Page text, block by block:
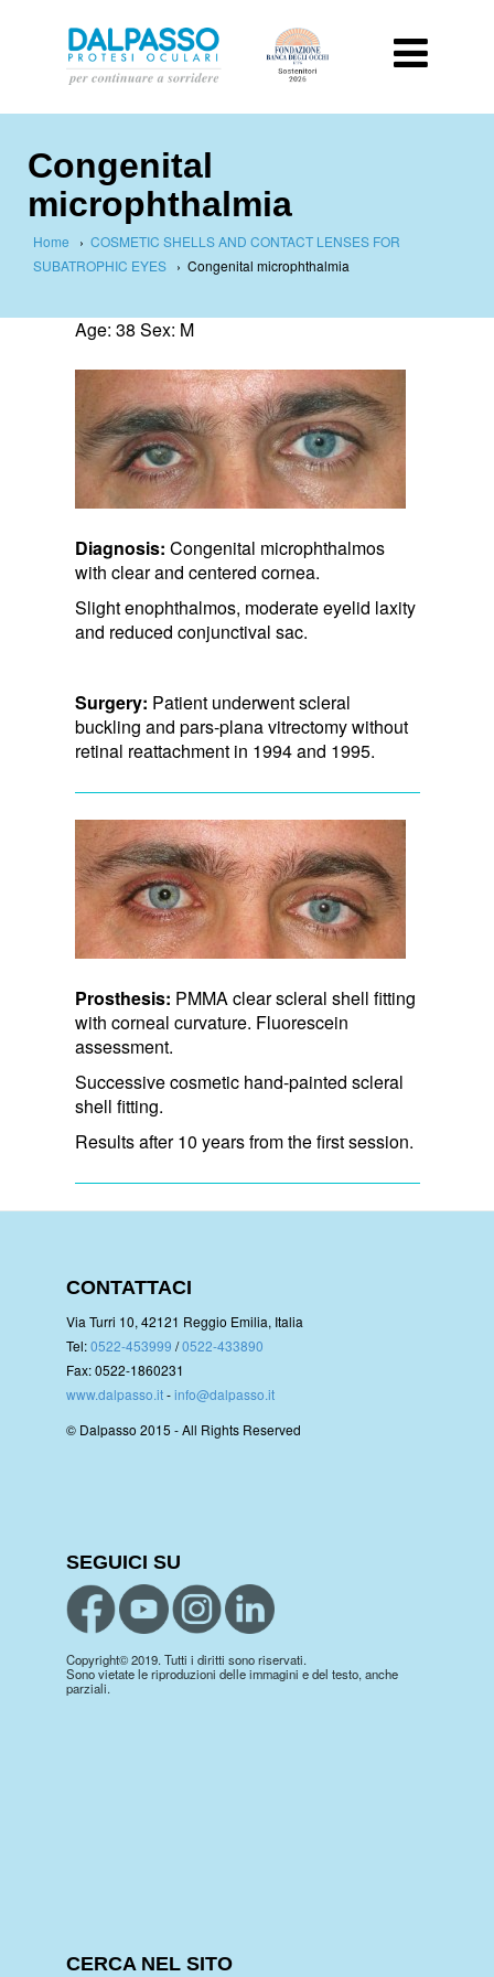
Congenital
microphthalmia
Home › COSMETIC SHELLS AND CONTACT LENSES FOR
SUBATROPHIC EYES › Congenital microphthalmia
Age: 38 Sex: M
Diagnosis: Congenital microphthalmos
with clear and centered cornea.
Slight enophthalmos, moderate eyelid laxity
and​ reduced conjunctival sac.​
Surgery: Patient underwent scleral
buckling and pars-plana vitrectomy without
retinal reattachment in 1994 and 1995.
Prosthesis: PMMA clear scleral shell fitting
with corneal curvature. Fluorescein
assessment.
Successive cosmetic hand-painted scleral
shell fitting.
Results after 10 years from the first session.
CONTATTACI
Via Turri 10, 42121 Reggio Emilia, Italia
Tel:0522-453999 /0522-433890
Fax: 0522-1860231
www.dalpasso.it-info@dalpasso.it
© Dalpasso 2015 - All Rights Reserved
SEGUICI SU
Copyright© 2019. Tutti i diritti sono riservati.
Sono vietate le riproduzioni delle immagini e del testo, anche
parziali.
CERCA NEL SITO